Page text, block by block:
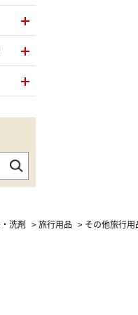
洗剤 >旅行用品 > その他旅行用